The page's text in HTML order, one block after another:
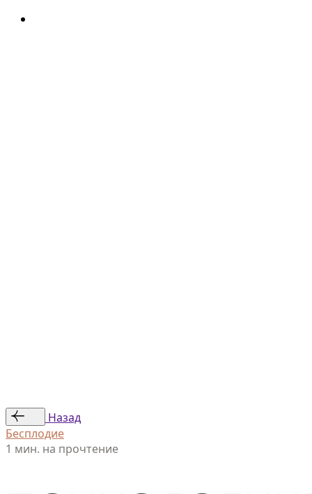
Назад
Бесплодие
1 мин. на прочтение